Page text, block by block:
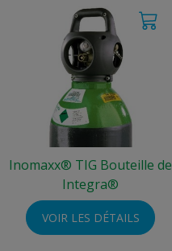
Inomaxx® TIG Bouteille de
Integra®
VOIR LES DÉTAILS